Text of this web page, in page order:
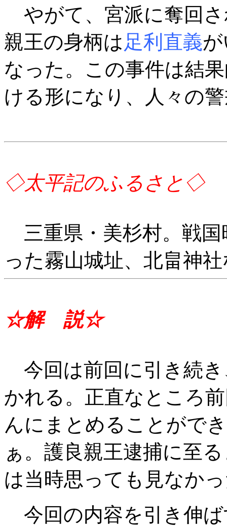
やがて、宮派に奪回
親王の身柄は足利直義
なった。この事件は結
ける形になり、人々の
◇太平記のふるさと◇
三重県・美杉村。戦国
った霧山城址、北畠神
☆解 説☆
今回は前回に引き続き
かれる。正直なところ
んにまとめることがで
ぁ。護良親王逮捕に至
は当時思っても見なか
今回の内容を引き伸